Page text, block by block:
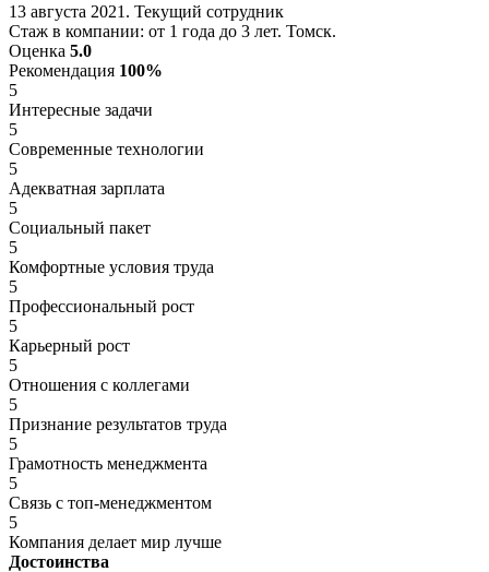
13 августа 2021. Текущий сотрудник
Стаж в компании: от 1 года до 3 лет. Томск.
Оценка 5.0
Рекомендация 100%
5
Интересные задачи
5
Современные технологии
5
Адекватная зарплата
5
Социальный пакет
5
Комфортные условия труда
5
Профессиональный рост
5
Карьерный рост
5
Отношения с коллегами
5
Признание результатов труда
5
Грамотность менеджмента
5
Связь с топ-менеджментом
5
Компания делает мир лучше
Достоинства